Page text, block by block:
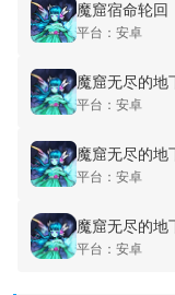
魔窟宿命轮回
平台：安卓
魔窟无尽的地
平台：安卓
魔窟无尽的地
平台：安卓
魔窟无尽的地
平台：安卓